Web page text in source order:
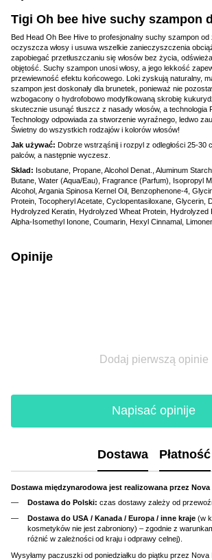
Tigi Oh bee hive suchy szampon
Bed Head Oh Bee Hive to profesjonalny suchy szampon
oczyszcza włosy i usuwa wszelkie zanieczyszczenia
zapobiegać przetłuszczaniu się włosów bez życia,
objętość. Suchy szampon unosi włosy, a jego lekkość
przewiewność efektu końcowego. Loki zyskują naturalny,
szampon jest doskonały dla brunetek, ponieważ nie
wzbogacony o hydrofobowo modyfikowaną skrobię
skutecznie usunąć tłuszcz z nasady włosów, a technologia
Technology odpowiada za stworzenie wyraźnego, ledwo
Świetny do wszystkich rodzajów i kolorów włosów!
Jak używać: Dobrze wstrząśnij i rozpyl z odległości 25-30
palców, a następnie wyczesz.
Sklad: Isobutane, Propane, Alcohol Denat., Aluminum
Butane, Water (Aqua/Eau), Fragrance (Parfum), Isopropyl
Alcohol, Argania Spinosa Kernel Oil, Benzophenone-4,
Protein, Tocopheryl Acetate, Cyclopentasiloxane, Glycerin,
Hydrolyzed Keratin, Hydrolyzed Wheat Protein, Hydrolyzed
Alpha-Isomethyl Ionone, Coumarin, Hexyl Cinnamal,
Opinije
Dodaj pierwszą opinie
Napisać opinije
Dostawa Płatność
Dostawa międzynarodowa jest realizowana przez Nova
Dostawa do Polski: czas dostawy zależy od
Dostawa do USA / Kanada / Europa / inne kraje (w
kosmetyków nie jest zabroniony) – zgodnie z
różnić w zależności od kraju i odprawy celnej).
Wysyłamy paczuszki od poniedziałku do piątku przez Nova